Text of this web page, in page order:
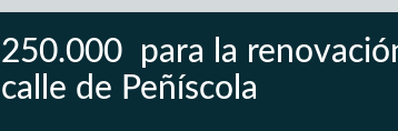
250.000  para la
calle de Peñíscola